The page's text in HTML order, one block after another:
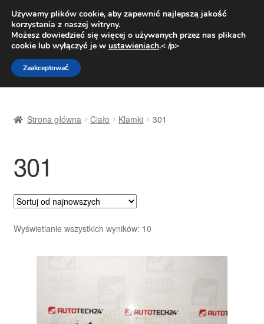
DOSTAWA od 31 zł
Pn.-pt. 9:00-16:00800 003 167
Przejdź
do
nawigacji
Przejdź
do
treści
Dostawa
Dostawa na cały świat
Kontakt
Moje konto
O nas
Płatności
Polityka prywatności
Strona główna Ciało Klamki 301
301
Wyświetlanie wszystkich wyników: 10Posortowane
najnowszych
Używamy plików cookie, aby zapewnić najlepszą jakość
korzystania z naszej witryny.
Możesz dowiedzieć się więcej o używanych przez nas plikach
cookie lub wyłączyć je w ustawieniach.< /p>
Zaakceptować